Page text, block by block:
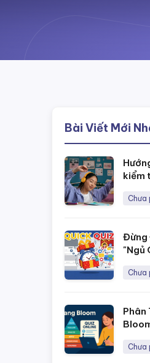
Bài Viết Mới
kiểm
Chưa
Đừng
"Ngủ
Chưa
Phân
Lộ
Chưa